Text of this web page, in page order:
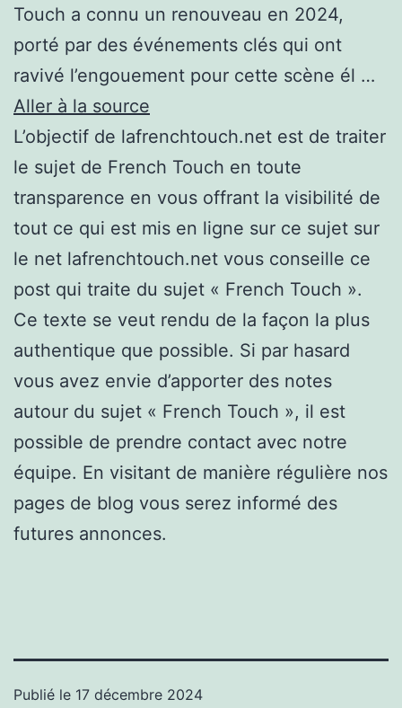
Touch a connu un renouveau en 2024,
porté par des événements clés qui ont
ravivé l’engouement pour cette scène él …
Aller à la source
L’objectif de lafrenchtouch.net est de traiter
le sujet de French Touch en toute
transparence en vous offrant la visibilité de
tout ce qui est mis en ligne sur ce sujet sur
le net lafrenchtouch.net vous conseille ce
post qui traite du sujet « French Touch ».
Ce texte se veut rendu de la façon la plus
authentique que possible. Si par hasard
vous avez envie d’apporter des notes
autour du sujet « French Touch », il est
possible de prendre contact avec notre
équipe. En visitant de manière régulière nos
pages de blog vous serez informé des
futures annonces.
Publié le 17 décembre 2024